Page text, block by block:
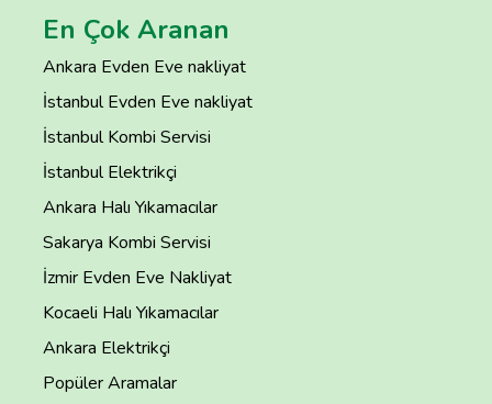
En Çok Aranan
Ankara Evden Eve nakliyat
İstanbul Evden Eve nakliyat
İstanbul Kombi Servisi
İstanbul Elektrikçi
Ankara Halı Yıkamacılar
Sakarya Kombi Servisi
İzmir Evden Eve Nakliyat
Kocaeli Halı Yıkamacılar
Ankara Elektrikçi
Popüler Aramalar